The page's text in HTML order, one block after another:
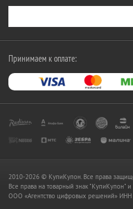
Принимаем к оплате:
2010-2026 © КупиКупон. Все права
Все права на товарный знак "КупиКупон"
OOO «Агентство цифровых решений»